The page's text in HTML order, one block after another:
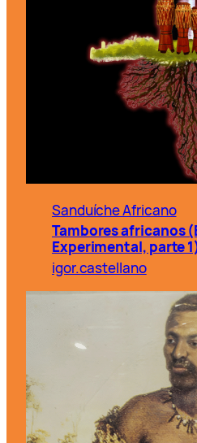
Sanduíche Africano
Tambores africanos
Experimental, parte
igor.castellano